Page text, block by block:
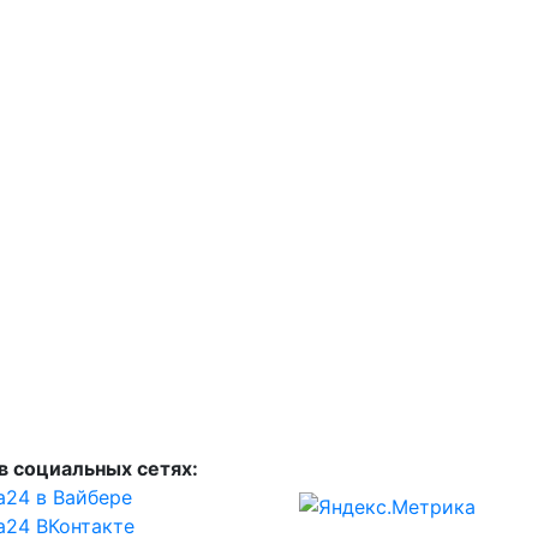
социальных сетях:
в Вайбере
ВКонтакте